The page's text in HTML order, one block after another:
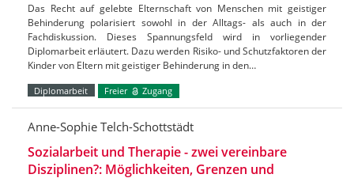
Das Recht auf gelebte Elternschaft von Menschen mit geistiger
Behinderung polarisiert sowohl in der Alltags- als auch in der
Fachdiskussion. Dieses Spannungsfeld wird in vorliegender
Diplomarbeit erläutert. Dazu werden Risiko- und Schutzfaktoren der
Kinder von Eltern mit geistiger Behinderung in den…
Diplomarbeit Freier Zugang
Anne-Sophie Telch-Schottstädt
Sozialarbeit und Therapie - zwei vereinbare
Disziplinen?: Möglichkeiten, Grenzen und